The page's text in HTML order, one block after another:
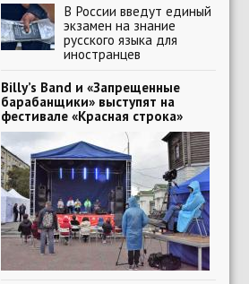
В России введут единый
экзамен на знание
русского языка для
иностранцев
Billy’s Band и «Запрещенные
барабанщики» выступят на
фестивале «Красная строка»